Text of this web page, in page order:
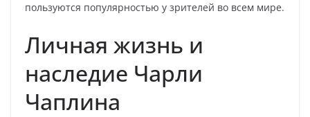
пользуются популярностью у зрителей во всем мире.
Личная жизнь и
наследие Чарли
Чаплина